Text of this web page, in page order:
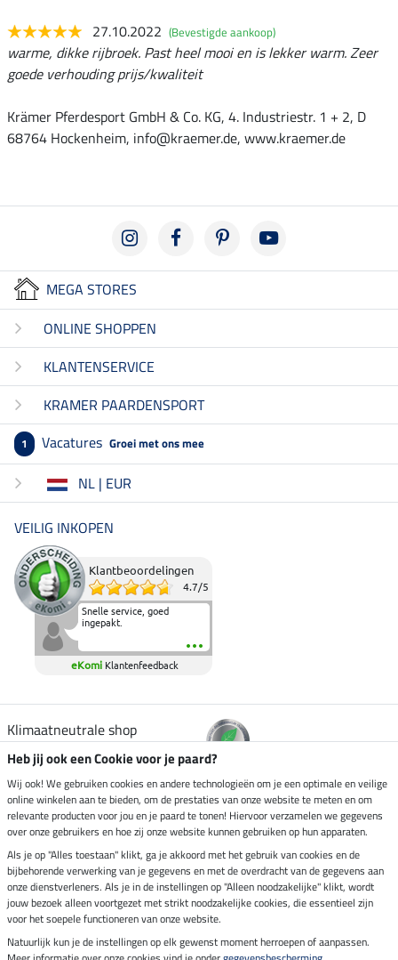
27.10.2022 (Bevestigde aankoop)
warme, dikke rijbroek. Past heel mooi en is lekker warm. Zeer
goede verhouding prijs/kwaliteit
Krämer Pferdesport GmbH & Co. KG, 4. Industriestr. 1 + 2, D
68764 Hockenheim, info@kraemer.de, www.kraemer.de
MEGA STORES
ONLINE SHOPPEN
KLANTENSERVICE
KRAMER PAARDENSPORT
1 Vacatures Groei met ons mee
NL | EUR
VEILIG INKOPEN
Klantbeoordelingen
4.7/5
Snelle service, goed
ingepakt.
eKomi Klantenfeedback
Klimaatneutrale shop
Verzending per
Veilig betalen met
Impressum
Heb jij ook een Cookie voor je paard?
Wij ook! We gebruiken cookies en andere technologieën om je een optimale en veilige
online winkelen aan te bieden, om de prestaties van onze website te meten en om
relevante producten voor jou en je paard te tonen! Hiervoor verzamelen we gegevens
over onze gebruikers en hoe zij onze website kunnen gebruiken op hun apparaten.
Als je op "Alles toestaan" klikt, ga je akkoord met het gebruik van cookies en de
bijbehorende verwerking van je gegevens en met de overdracht van de gegevens aan
onze dienstverleners. Als je in de instellingen op "Alleen noodzakelijke" klikt, wordt
jouw bezoek alleen voortgezet met strikt noodzakelijke cookies, die essentieel zijn
voor het soepele functioneren van onze website.
Natuurlijk kun je de instellingen op elk gewenst moment herroepen of aanpassen.